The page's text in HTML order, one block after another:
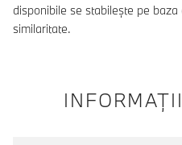
disponibile se stabilește pe
similaritate.